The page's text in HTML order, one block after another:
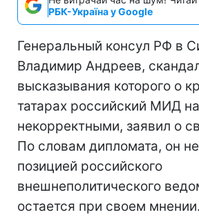
РБК-Україна у Google
Генеральный консул РФ в
Владимир Андреев,
высказывания которого о
татарах российский МИД
некорректными, заявил о
По словам дипломата, он
позицией российского
внешнеполитического
остается при своем мнении.